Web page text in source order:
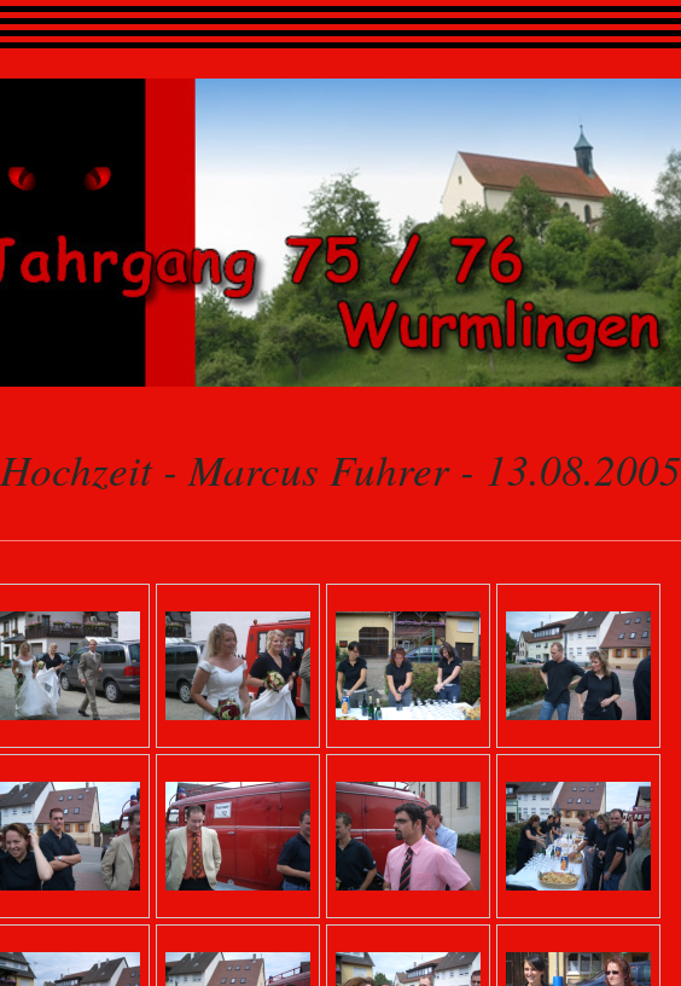
Hochzeit - Marcus Fuhrer - 13.08.2005